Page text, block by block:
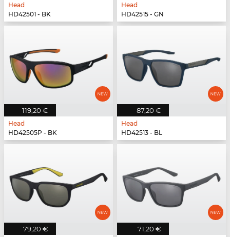
Head
HD42501 - BK
Head
HD42515 - GN
119,20 €
Head
HD42505P - BK
87,20 €
Head
HD42513 - BL
79,20 € 71,20 €